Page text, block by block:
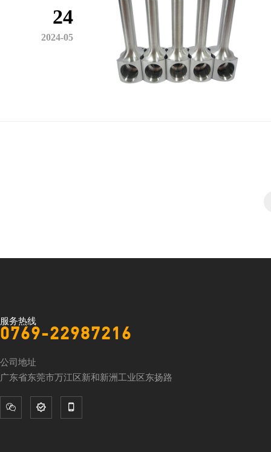
24
2024-05
服务热线
0769-22987216
公司地址
广东省东莞市万江区新和新洲工业区东扬路
  